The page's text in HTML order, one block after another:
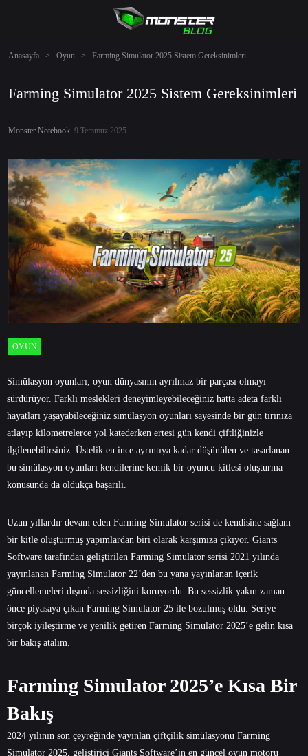
Anasayfa > Oyun > Farming Simulator 2025 Sistem Gereksinimleri
Farming Simulator 2025 Sistem Gereksinimleri
Monster Notebook 9 Temmuz 2025
OYUN
Simülasyon oyunları, oyun dünyasının ayrılmaz bir parçası olmayı
sürdürüyor. Farklı meslekleri deneyimleyebileceğiniz hatta adeta farklı
hayatları yaşayabileceğiniz simülasyon oyunları sayesinde bir gün tırınıza
atlayıp kilometrelerce yol katederken ertesi gün kendi çiftliğinizle
ilgilenebilirsiniz. Üstelik en ince ayrıntıya kadar düşünülen ve tasarlanan
bu simülasyon oyunları kendilerine kemik bir oyuncu kitlesi oluşturma
konusunda da oldukça başarılı.
Uzun yıllardır devam eden Farming Simulator serisi de kendisine sağlam
bir kitle oluşturmuş yapımlardan biri olarak karşımıza çıkıyor. Giants
Software tarafından geliştirilen Farming Simulator serisi 2021 yılında
yayınlanan Farming Simulator 22’den bu yana yayınlanan içerik
güncellemeleri dışında sessizliğini koruyordu. Bu sessizlik yakın zaman
önce piyasaya çıkan Farming Simulator 25 ile bozulmuş oldu. Seriye
birçok iyileştirme ve yenilik getiren Farming Simulator 2025’e gelin kısa
bir bakış atalım.
Farming Simulator 2025’e Kısa Bir
Bakış
2024 yılının son çeyreğinde yayınlan çiftçilik simülasyonu Farming
Simulator 2025, geliştirici Giants Software’in en güncel oyun motoru